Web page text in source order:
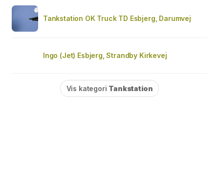
Tankstation OK Truck TD Esbjerg, Darumvej
Ingo (Jet) Esbjerg, Strandby Kirkevej
Vis kategori Tankstation